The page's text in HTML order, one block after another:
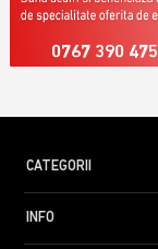
0767 390 475
CATEGORII
INFO